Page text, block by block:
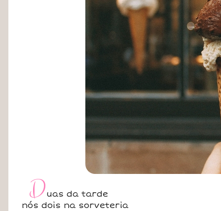
Duas da tarde
nós dois na sorveteria